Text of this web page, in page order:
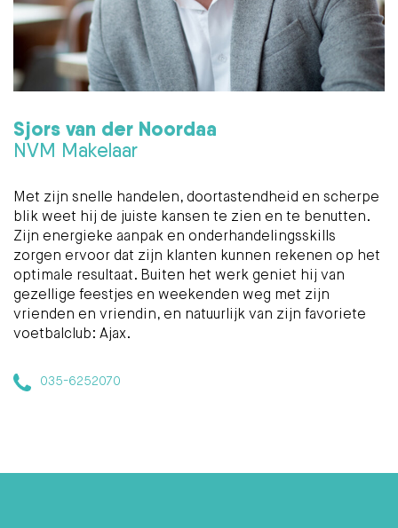
Sjors van der Noordaa
NVM Makelaar
Met zijn snelle handelen, doortastendheid en scherpe
blik weet hij de juiste kansen te zien en te benutten.
Zijn energieke aanpak en onderhandelingsskills
zorgen ervoor dat zijn klanten kunnen rekenen op het
optimale resultaat. Buiten het werk geniet hij van
gezellige feestjes en weekenden weg met zijn
vrienden en vriendin, en natuurlijk van zijn favoriete
voetbalclub: Ajax.
035-6252070